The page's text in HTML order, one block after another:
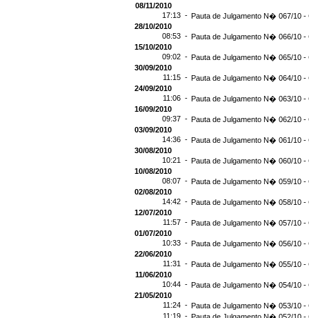
08/11/2010
17:13 - Pauta de Julgamento N� 067/10 -
28/10/2010
08:53 - Pauta de Julgamento N� 066/10 -
15/10/2010
09:02 - Pauta de Julgamento N� 065/10 -
30/09/2010
11:15 - Pauta de Julgamento N� 064/10 -
24/09/2010
11:06 - Pauta de Julgamento N� 063/10 -
16/09/2010
09:37 - Pauta de Julgamento N� 062/10 -
03/09/2010
14:36 - Pauta de Julgamento N� 061/10 -
30/08/2010
10:21 - Pauta de Julgamento N� 060/10 -
10/08/2010
08:07 - Pauta de Julgamento N� 059/10 -
02/08/2010
14:42 - Pauta de Julgamento N� 058/10 -
12/07/2010
11:57 - Pauta de Julgamento N� 057/10 -
01/07/2010
10:33 - Pauta de Julgamento N� 056/10 -
22/06/2010
11:31 - Pauta de Julgamento N� 055/10 -
11/06/2010
10:44 - Pauta de Julgamento N� 054/10 -
21/05/2010
11:24 - Pauta de Julgamento N� 053/10 -
11:19 -